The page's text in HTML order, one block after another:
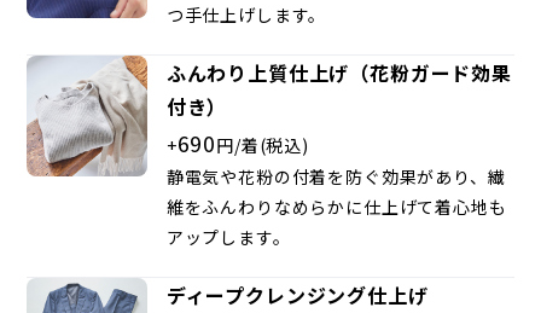
つ手仕上げします。
ふんわり上質仕上げ（花粉ガード効果
付き）
+690円/着(税込)
静電気や花粉の付着を防ぐ効果があり、繊
維をふんわりなめらかに仕上げて着心地も
アップします。
ディープクレンジング仕上げ